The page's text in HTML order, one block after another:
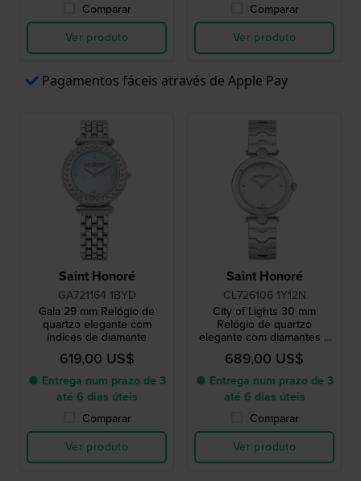
Comparar
Ver produto
Comparar
Ver produto
Pagamentos fáceis através de Apple Pay
Saint Honoré
GA721164 1BYD
Gala 29 mm Relógio de
quartzo elegante com
índices de diamante
619,00 US$
● Entrega num prazo de 3
até 6 dias úteis
Comparar
Ver produto
Saint Honoré
CL726106 1Y12N
City of Lights 30 mm
Relógio de quartzo
elegante com diamantes e
mostrador Madrepérola
689,00 US$
● Entrega num prazo de 3
até 6 dias úteis
Comparar
Ver produto